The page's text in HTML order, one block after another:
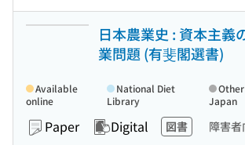
日本農業史 : 資本主義
業問題 (有斐閣選書)
Paper Digital 図書 障害
Available
online
National Diet
Library
Japan